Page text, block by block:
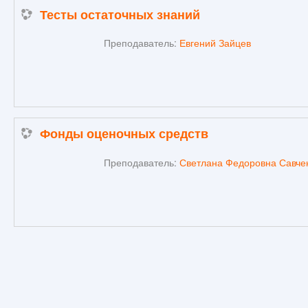
Тесты остаточных знаний
Преподаватель: Евгений Зайцев
Фонды оценочных средств
Преподаватель: Светлана Федоровна